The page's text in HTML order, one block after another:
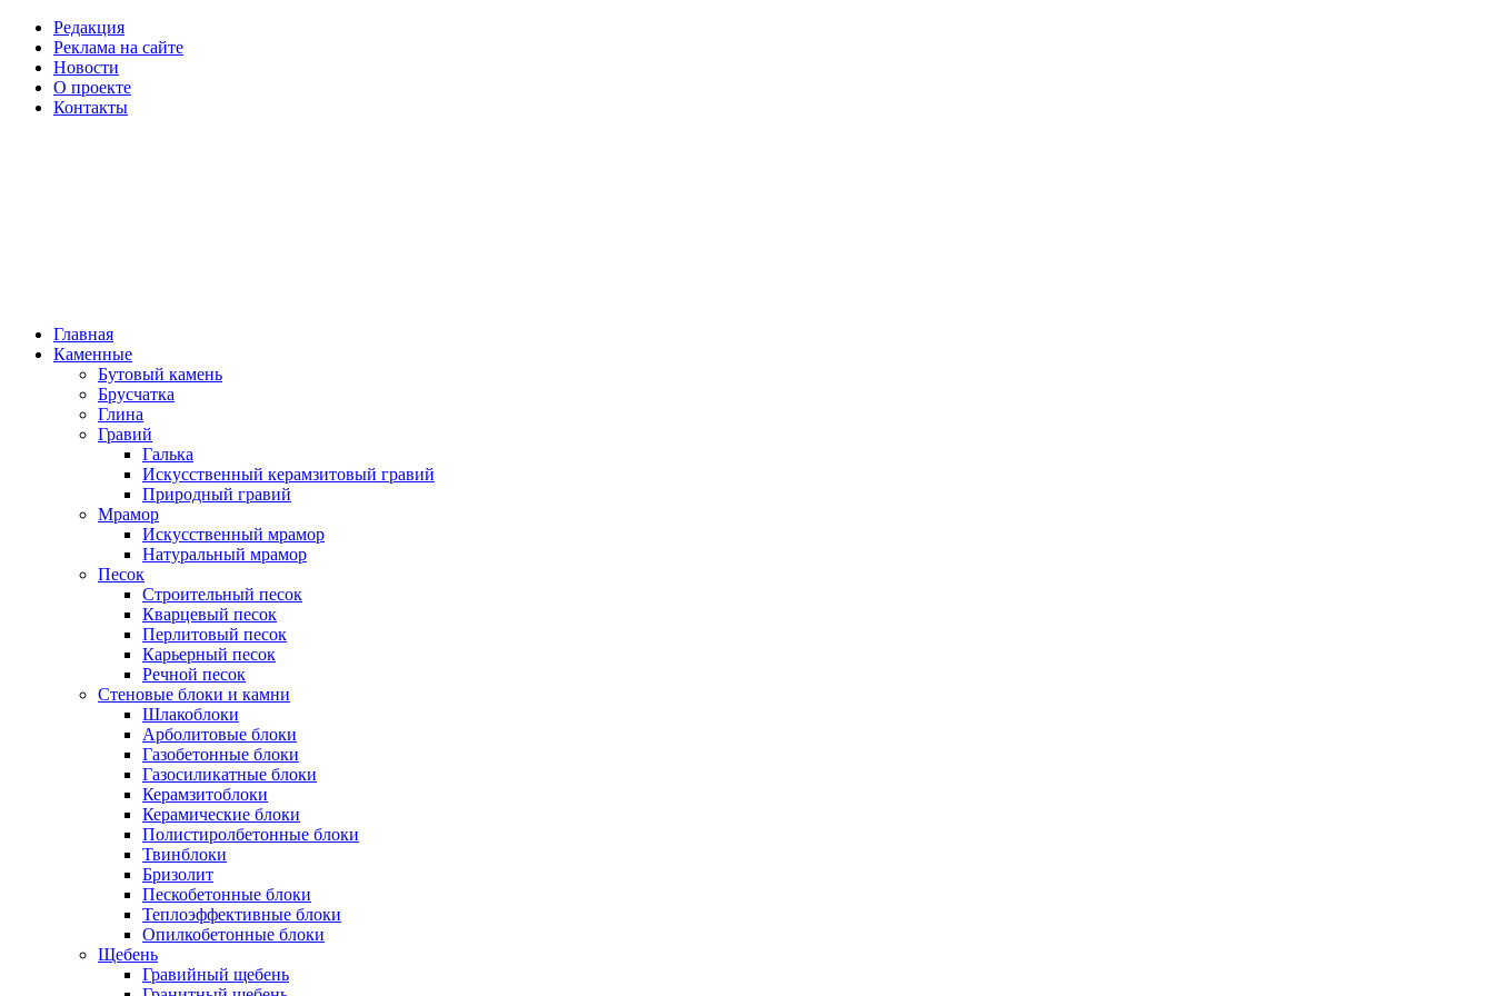
Редакция
Реклама на сайте
Новости
О проекте
Контакты
Главная
Каменные
Бутовый камень
Брусчатка
Глина
Гравий
Галька
Искусственный керамзитовый гравий
Природный гравий
Мрамор
Искусственный мрамор
Натуральный мрамор
Песок
Cтроительный песок
Кварцевый песок
Перлитовый песок
Карьерный песок
Речной песок
Стеновые блоки и камни
Шлакоблоки
Арболитовые блоки
Газобетонные блоки
Газосиликатные блоки
Керамзитоблоки
Керамические блоки
Полистиролбетонные блоки
Твинблоки
Бризолит
Пескобетонные блоки
Теплоэффективные блоки
Опилкобетонные блоки
Щебень
Гравийный щебень